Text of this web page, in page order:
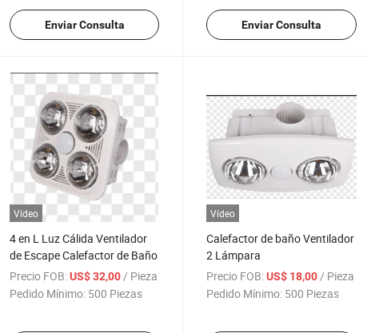
Enviar Consulta Enviar Consulta
Vídeo
4 en L Luz Cálida Ventilador
de Escape Calefactor de Baño
Precio FOB:US$ 32,00/ Pieza
Pedido Mínimo: 500 Piezas
Vídeo
Calefactor de baño Ventilador
2 Lámpara
Precio FOB: US$ 18,00 / Pieza
Pedido Mínimo: 500 Piezas